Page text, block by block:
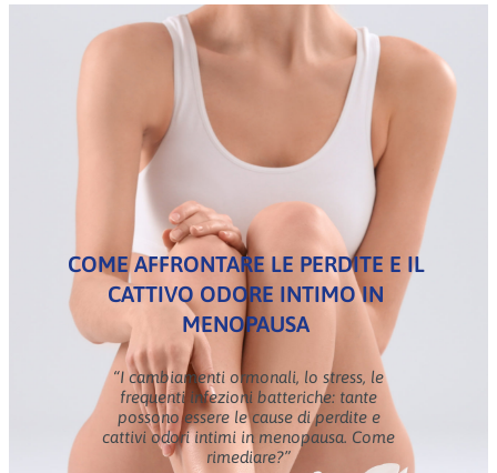
COME AFFRONTARE LE PERDITE E IL
CATTIVO ODORE INTIMO IN
MENOPAUSA
“I cambiamenti ormonali, lo stress, le
frequenti infezioni batteriche: tante
possono essere le cause di perdite e
cattivi odori intimi in menopausa. Come
rimediare?”